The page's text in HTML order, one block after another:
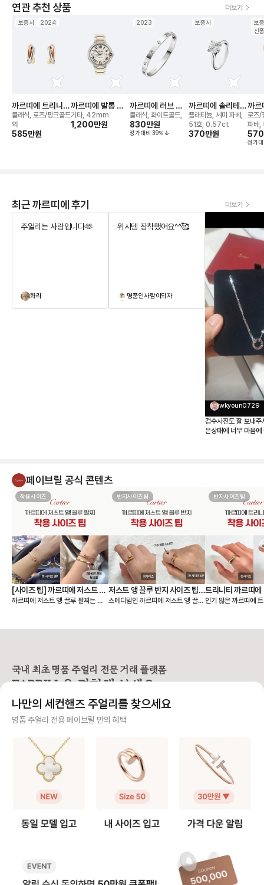
연관 추천 상품 더보기
보증서 2024
까르띠에 트리니티
이어링
클래식, 로즈/핑크골드
외
585만원
까르띠에 발롱 블
루 드(42mm) 워
치
기타, 42mm
1,200만원
2023
까르띠에 러브 브
레이슬릿
클래식, 화이트골드,
830만원
정가대비 39%
보증서
까르띠에 솔리테어
1895 링
플래티늄, 세미 파베,
51호, 0.57ct
370만원
보
신
까르
앵
로즈/
파베,
570
정가
최근 까르띠에 후기 더보기
주얼리는 사랑입니다🫶
화라
위시템 장착했어요^^🥰
명품인사람이되자
wkyoun0729
검수사진도 잘 보내주
은상태에 너무 마음에
페이브릴 공식 콘텐츠
착용사이즈
[사이즈 팁] 까르띠에 저스트 앵
끌루 팔찌, 여리여리 핏은 이렇
까르띠에 저스트 앵 끌루 팔찌는 얇
손목에 밀착되는 디자인이라, 사이즈
씬 쉬워져요. • 어떤 모델을 살 것인
지 (스몰 or 클래식) • 레이어드까지
❶ 스몰(sm) 모델 얇고 손목을 가볍
게 감싸서 여리여리한 느낌을 주는
디자인으로 너무 헐거우면 특유의 라
는 정도가 좋습니다. ✔️ 내 손목 둘레
에서 한 사이즈 크게 선택을 추천해
요. 👉 예: 손목 둘레 14cm → 15
몰보다 두께감이 확실히 느껴지는 타
존재감 있는 팔찌를 찾는 분들이 선
꺼워 한 사이즈만 업하면 손목이 답
답해 보이거나, 시각적으로 꽉 끼어
6호 추천 [레이어드 착용 여부에 따
반지사이즈팁
저스트 앵 끌루 반지 사이즈 팁,
착샷
스테디템인 까르띠에 저스트 앵 끌루
은 못을 굽혀 만든 형태가 특징이라
스테디셀러로 꾸준히 사랑받고 있어
요. [사이즈 선택 가이드] ❶ 한 사이
정사이즈로 착용하면 헤드 부분이 손
타이트하게 맞추면 못 머리 부분이
수에서 한 사이즈 업을 가장 많이 선
택합니다. 예: 평소 51호 착용 → 저
스트 앵 끌루 52호 추천 ❷ 손가락
컨디션 고려 🧐 손가락 굵기는 계절,
체온, 붓기에 따라 달라질 수 있어
지고, 오후에는 여유가 생기는 편이
면 전체적인 착용감이 더 편안해요.
❸ 사이즈 조정 범위는 ±1호 💍 저
즈 내외에서 조정하는 경우가 많아
요. 추후 리사이징을 고려한다면 구
매 전 조정 가능 범위를 확인하는 것
반지사이즈팁
트리니티 까르띠에
팁, 착샷
인기 많은 까르띠에
우골드, 화이트골드,
맞물려 돌아가는 디
적으로 평소 사이즈와
즈를 가장 먼저 추천해요. 다만
락에 살이 있는 편이
하게 튀어나와 보일
예: 평소 49호 착용 👉 트리니
는 편이다 → 트리니
천 ❷ 손가락 컨디션 고려 손가락 굵
에 따라 사이즈를 결
여름보다는 겨울에
있어요 - 오전보다는
국내 최초 명품 주얼리 전문 거래 플랫폼
FABRILL을 경험해 보세요.
사기 걱정 없는 안전 결제
니면 반환해 드려요.
주얼리 전문 이중 검수
주얼리 검수에 특화된 페이브릴 검수팀과 전문 감정사가 컨디션 및 정품 여부를 철저하고 꼼꼼하
게 확인해요.
주얼리 전문 지식을 토대로 사이즈, 가격대 등 주얼리를 거래하며 궁금할 수 있는 내용에 대한 밀
빠르고 확실한 물품 이동 과정
최적화된 검수 시스템으로 빠르고 효율적으로 물품이 이동될 뿐만 아니라, 이동 과정마다 알림톡
나만의 세컨핸즈 주얼리를 찾으세요
명품 주얼리 전용 페이브릴 만의 혜택